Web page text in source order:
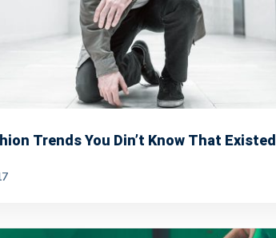
Trends You Din’t Know That Existed